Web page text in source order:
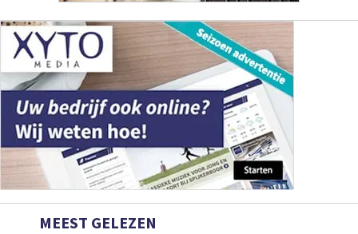
MEEST GELEZEN